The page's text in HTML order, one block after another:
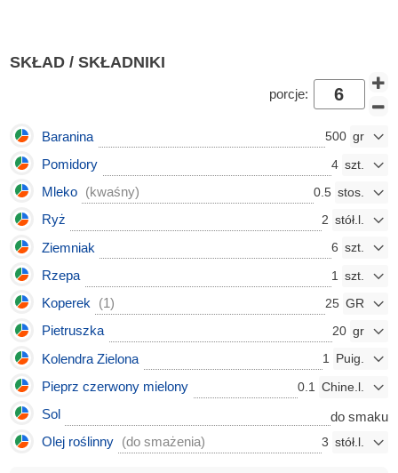
SKŁAD / SKŁADNIKI
porcje:
Baranina 500
Pomidory 4
Mleko (kwaśny) 0.5
Ryż 2
Ziemniak 6
Rzepa 1
Koperek (1) 25
Pietruszka 20
Kolendra Zielona 1
Pieprz czerwony mielony 0.1
Sol
do smaku
Olej roślinny
(do smażenia) 3